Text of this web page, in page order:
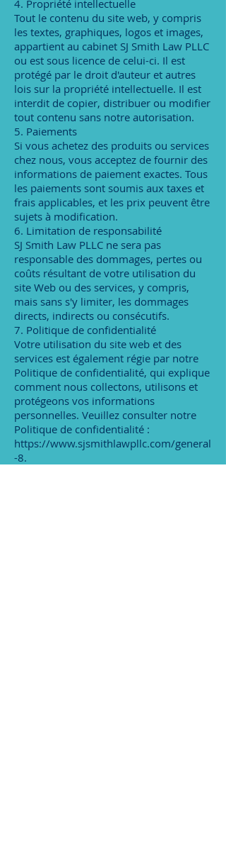
4. Propriété intellectuelle
Tout le contenu du site web, y compris
les textes, graphiques, logos et images,
appartient au cabinet SJ Smith Law PLLC
ou est sous licence de celui-ci. Il est
protégé par le droit d'auteur et autres
lois sur la propriété intellectuelle. Il est
interdit de copier, distribuer ou modifier
tout contenu sans notre autorisation.
5. Paiements
Si vous achetez des produits ou services
chez nous, vous acceptez de fournir des
informations de paiement exactes. Tous
les paiements sont soumis aux taxes et
frais applicables, et les prix peuvent être
sujets à modification.
6. Limitation de responsabilité
SJ Smith Law PLLC ne sera pas
responsable des dommages, pertes ou
coûts résultant de votre utilisation du
site Web ou des services, y compris,
mais sans s'y limiter, les dommages
directs, indirects ou consécutifs.
7. Politique de confidentialité
Votre utilisation du site web et des
services est également régie par notre
Politique de confidentialité, qui explique
comment nous collectons, utilisons et
protégeons vos informations
personnelles. Veuillez consulter notre
Politique de confidentialité :
https://www.sjsmithlawpllc.com/general
-8.